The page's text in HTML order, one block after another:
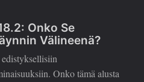
Onko Se
Välineenä?
Onko tämä alusta